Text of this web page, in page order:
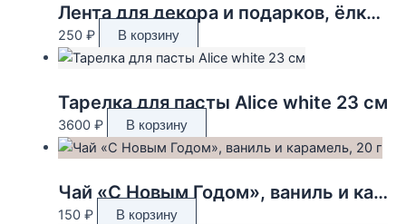
Лента для декора и подарков, ёлки, 2 см х 45 м
250 ₽ В корзину
Тарелка для пасты Alice white 23 см
3600 ₽ В корзину
Чай «С Новым Годом», ваниль и карамель, 20 г
150 ₽ В корзину